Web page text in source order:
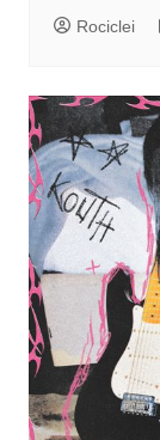
Rociclei